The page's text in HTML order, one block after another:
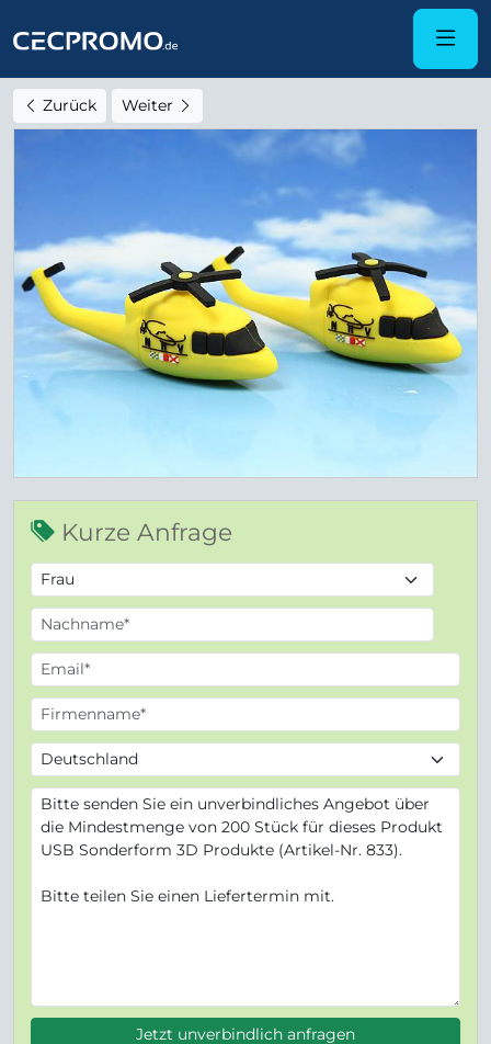
Zurück Weiter
Kurze Anfrage
Jetzt unverbindlich anfragen